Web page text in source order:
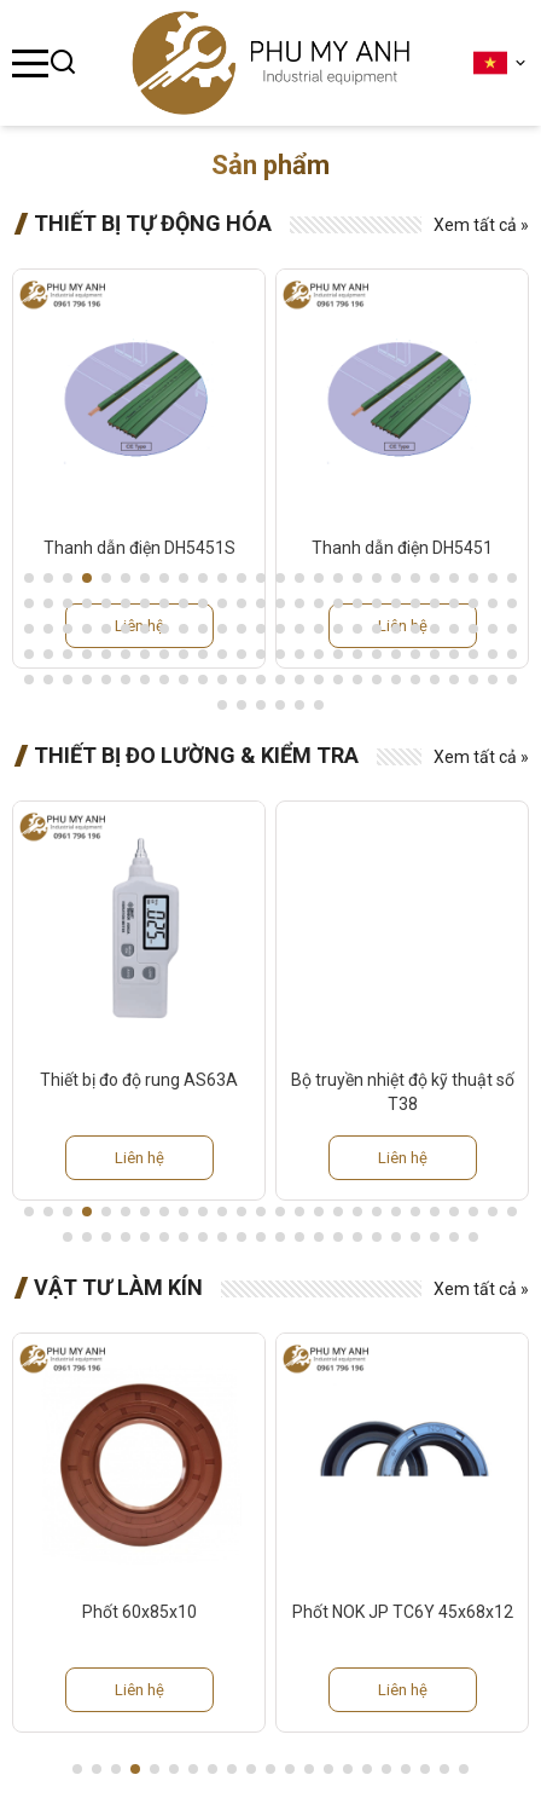
Sản phẩm
THIẾT BỊ TỰ ĐỘNG HÓA Xem tất cả »
Thanh dẫn điện DH5451S
Liên hệ
Thanh dẫn điện DH5451
Liên hệ
THIẾT BỊ ĐO LƯỜNG & KIỂM TRA Xem tất cả »
Thiết bị đo độ rung AS63A
Liên hệ
Bộ truyền nhiệt độ kỹ thuật số
T38
Liên hệ
VẬT TƯ LÀM KÍN Xem tất cả »
Phốt 60x85x10
Liên hệ
Phốt NOK JP TC6Y 45x68x12
Liên hệ